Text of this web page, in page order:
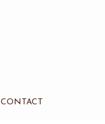
CONTACT